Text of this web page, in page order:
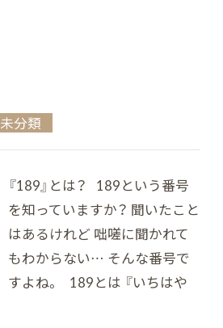
未分類
『189』とは？ 189という番号
を知っていますか？ 聞いたこと
はあるけれど 咄嗟に聞かれて
もわからない… そんな番号で
すよね。 189とは 『いちはや